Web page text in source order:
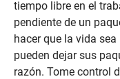
tiempo libre en el
pendiente de un
hacer que la vida
pueden dejar sus
razón. Tome control